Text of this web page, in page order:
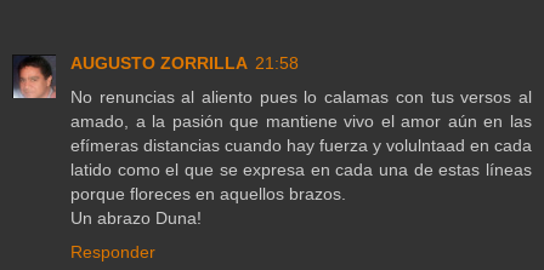
AUGUSTO ZORRILLA 21:58
No renuncias al aliento pues lo calamas con tus versos al
amado, a la pasión que mantiene vivo el amor aún en las
efímeras distancias cuando hay fuerza y volulntaad en cada
latido como el que se expresa en cada una de estas líneas
porque floreces en aquellos brazos.
Un abrazo Duna!
Responder